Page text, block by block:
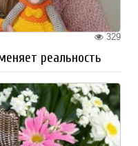
329
реальность